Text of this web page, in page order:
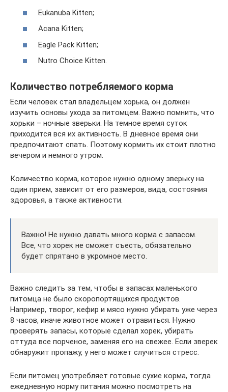
Eukanuba Kitten;
Acana Kitten;
Eagle Pack Kitten;
Nutro Choice Kitten.
Количество потребляемого корма
Если человек стал владельцем хорька, он должен
изучить основы ухода за питомцем. Важно помнить, что
хорьки – ночные зверьки. На темное время суток
приходится вся их активность. В дневное время они
предпочитают спать. Поэтому кормить их стоит плотно
вечером и немного утром.
Количество корма, которое нужно одному зверьку на
один прием, зависит от его размеров, вида, состояния
здоровья, а также активности.
Важно! Не нужно давать много корма с запасом.
Все, что хорек не сможет съесть, обязательно
будет спрятано в укромное место.
Важно следить за тем, чтобы в запасах маленького
питомца не было скоропортящихся продуктов.
Например, творог, кефир и мясо нужно убирать уже через
8 часов, иначе животное может отравиться. Нужно
проверять запасы, которые сделал хорек, убирать
оттуда все порченое, заменяя его на свежее. Если зверек
обнаружит пропажу, у него может случиться стресс.
Если питомец употребляет готовые сухие корма, тогда
ежедневную норму питания можно посмотреть на